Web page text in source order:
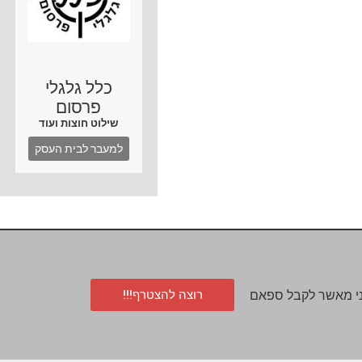
כלל גלגלי
פרסום
שילוט חוצות ועוד
למעבר לבית העסק
מאשר לקבל ספאם רוצה להצטרף!!!